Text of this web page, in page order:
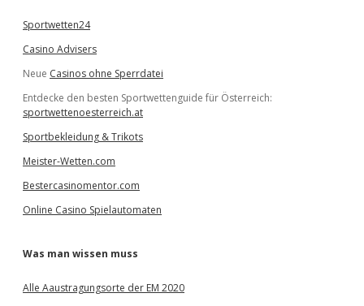
Sportwetten24
Casino Advisers
Neue Casinos ohne Sperrdatei
Entdecke den besten Sportwettenguide für Österreich:
sportwettenoesterreich.at
Sportbekleidung & Trikots
Meister-Wetten.com
Bestercasinomentor.com
Online Casino Spielautomaten
Was man wissen muss
Alle Aaustragungsorte der EM 2020